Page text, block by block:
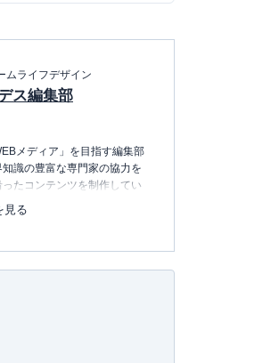
ムライフデザイン
ス編集部
メディア」を目指す編集部
識の豊富な専門家の協力を
たコンテンツを制作してい
に、読者の「まよい」を解
ンテンツを制作中です。
コレの選び方BOOK
見る